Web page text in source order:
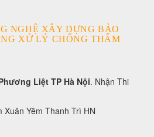
NGHỆ XÂY DỰNG BẢO
XỬ LÝ CHỐNG THẤM
Liệt TP Hà Nội. Nhận Thi
Yêm Thanh Trì HN